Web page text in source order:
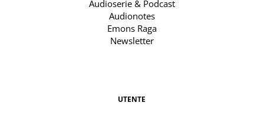
Audioserie & Podcast
Audionotes
Emons Raga
Newsletter
UTENTE